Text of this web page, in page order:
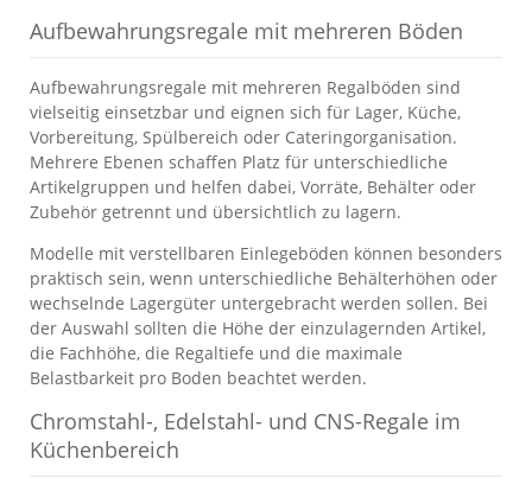
Aufbewahrungsregale mit mehreren Böden
Aufbewahrungsregale mit mehreren Regalböden sind
vielseitig einsetzbar und eignen sich für Lager, Küche,
Vorbereitung, Spülbereich oder Cateringorganisation.
Mehrere Ebenen schaffen Platz für unterschiedliche
Artikelgruppen und helfen dabei, Vorräte, Behälter oder
Zubehör getrennt und übersichtlich zu lagern.
Modelle mit verstellbaren Einlegeböden können besonders
praktisch sein, wenn unterschiedliche Behälterhöhen oder
wechselnde Lagergüter untergebracht werden sollen. Bei
der Auswahl sollten die Höhe der einzulagernden Artikel,
die Fachhöhe, die Regaltiefe und die maximale
Belastbarkeit pro Boden beachtet werden.
Chromstahl-, Edelstahl- und CNS-Regale im
Küchenbereich